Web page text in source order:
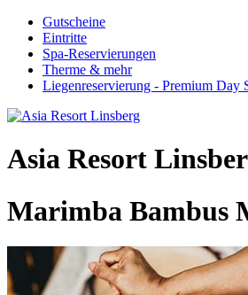
Gutscheine
Eintritte
Spa-Reservierungen
Therme & mehr
Liegenreservierung - Premium Day
Asia Resort
Marimba Bambus